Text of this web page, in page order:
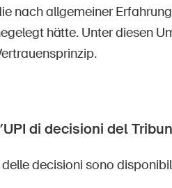
nach allgemeiner
hätte. Unter diesen
di decisioni del
delle decisioni sono